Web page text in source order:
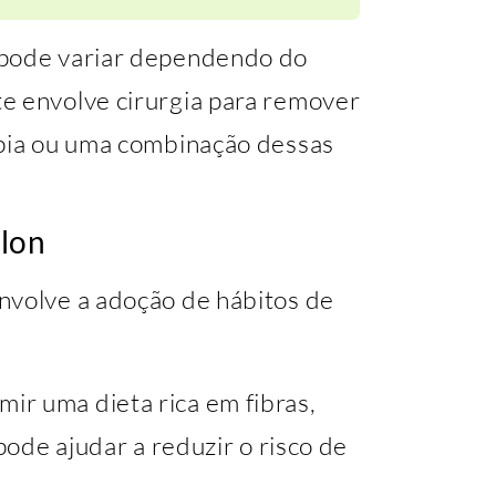
variar dependendo do
envolve cirurgia para remover
ou uma combinação dessas
a adoção de hábitos de
uma dieta rica em fibras,
ajudar a reduzir o risco de